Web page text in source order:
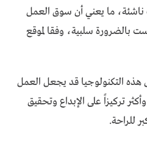
ما يعني أن سوق العمل
بالضرورة سلبية، وفقا لموقع
التكنولوجيا قد يجعل العمل
تركيزاً على الإبداع وتحقيق
للراحة.